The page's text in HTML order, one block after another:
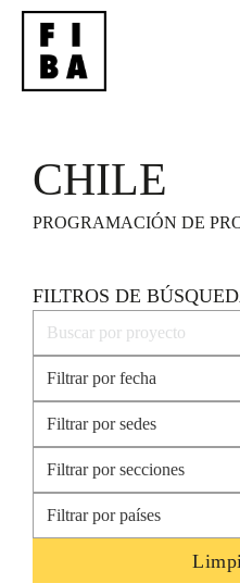
CHILE
PROGRAMACIÓN DE
FILTROS DE